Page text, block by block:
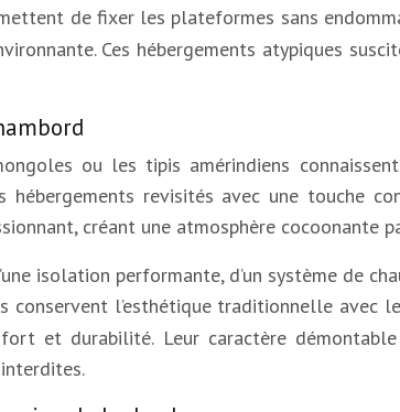
de fixer les plateformes sans
Ces hébergements atypiques
ou les tipis amérindiens
revisités avec une touche
créant une atmosphère cocoonante
isolation performante, d’un système de
conservent l’esthétique traditionnelle avec
et durabilité. Leur caractère